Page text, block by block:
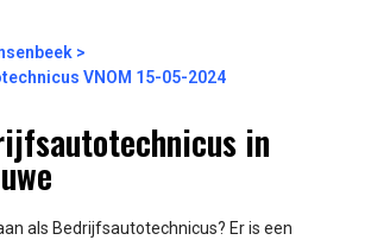
VNOM 15-05-2024
in
als Bedrijfsautotechnicus? Er is een